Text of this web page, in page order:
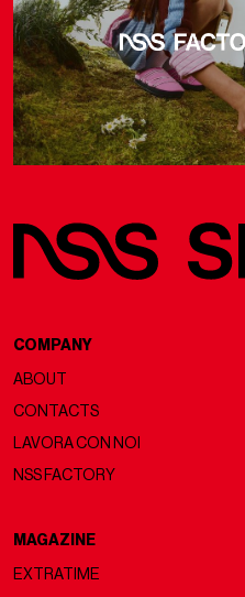
COMPANY
ABOUT
CONTACTS
LAVORA CON NOI
NSS FACTORY
MAGAZINE
EXTRATIME